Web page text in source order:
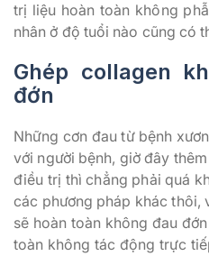
trị liệu hoàn toàn không
nhân ở độ tuổi nào cũng có
Ghép collagen
đớn
Những cơn đau từ bệnh
với người bệnh, giờ đây
điều trị thì chẳng phải quá
các phương pháp khác thôi,
sẽ hoàn toàn không đau
toàn không tác động trực